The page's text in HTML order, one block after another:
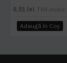
8,51 lei TVA inclus
Adaugă în Coş